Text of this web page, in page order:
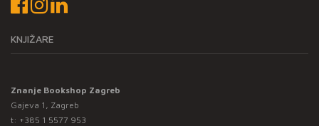
KNJIŽARE
Znanje Bookshop Zagreb
Gajeva 1, Zagreb
t: +385 1 5577 953